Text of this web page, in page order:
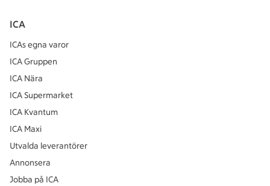
ICA
ICAs egna varor
ICA Gruppen
ICA Nära
ICA Supermarket
ICA Kvantum
ICA Maxi
Utvalda leverantörer
Annonsera
Jobba på ICA